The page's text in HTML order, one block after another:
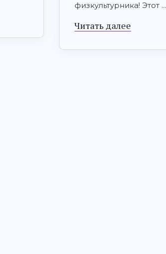
физкультурника! Этот ...
Читать далее